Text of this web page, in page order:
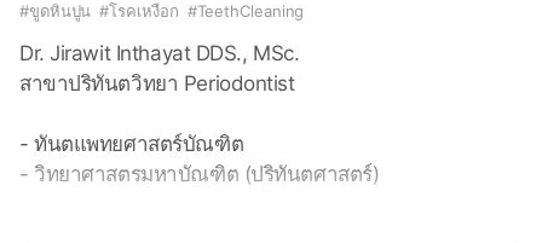
#ขูดหินปูน #โรคเหงือก #TeethCleaning
Dr. Jirawit Inthayat DDS., MSc.
สาขาปริทันตวิทยา Periodontist
- ทันตแพทยศาสตร์บัณฑิต
- วิทยาศาสตรมหาบัณฑิต (ปริทันตศาสตร์)